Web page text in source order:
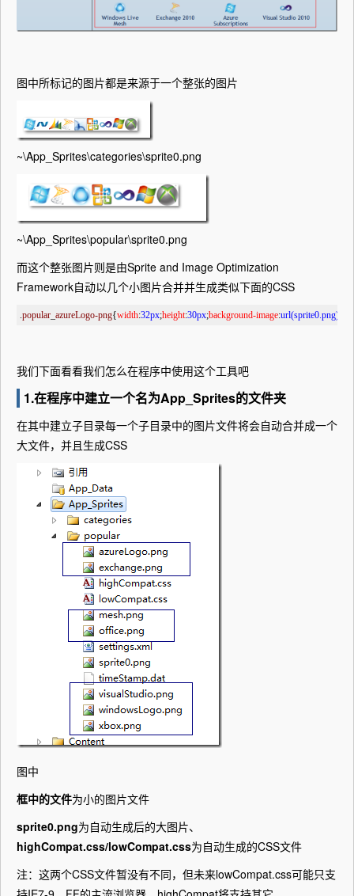
图中所标记的图片都是来源于一个整张的图片
~\App_Sprites\categories\sprite0.png
~\App_Sprites\popular\sprite0.png
而这个整张图片则是由Sprite and Image Optimization
Framework自动以几个小图片合并并生成类似下面的CSS
.popular azureLogo-png{width:32px;height:30px;background-image:url(sprite0.png)
我们下面看看我们怎么在程序中使用这个工具吧
1.在程序中建立一个名为App_Sprites的文件夹
在其中建立子目录每一个子目录中的图片文件将会自动合并成一个
大文件，并且生成CSS
图中
框中的文件为小的图片文件
sprite0.png为自动生成后的大图片、
highCompat.css/lowCompat.css为自动生成的CSS文件
注：这两个CSS文件暂没有不同，但未来lowCompat.css可能只支